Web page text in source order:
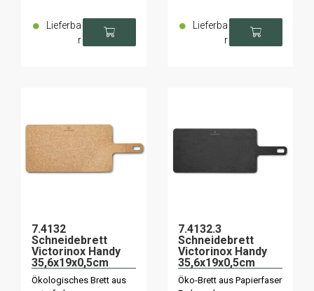
Lieferba
r
Lieferba
r
7.4132
Schneidebrett
Victorinox Handy
35,6x19x0,5cm
natur
Ökologisches Brett aus
7.4132.3
Schneidebrett
Victorinox Handy
35,6x19x0,5cm
schwarz
Öko-Brett aus Papierfaser